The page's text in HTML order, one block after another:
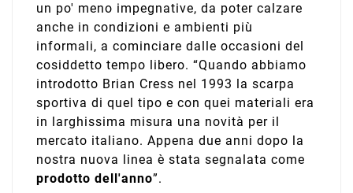
un po' meno impegnative, da poter calzare
anche in condizioni e ambienti più
informali, a cominciare dalle occasioni del
cosiddetto tempo libero. “Quando abbiamo
introdotto Brian Cress nel 1993 la scarpa
sportiva di quel tipo e con quei materiali era
in larghissima misura una novità per il
mercato italiano. Appena due anni dopo la
nostra nuova linea è stata segnalata come
prodotto dell'anno”.